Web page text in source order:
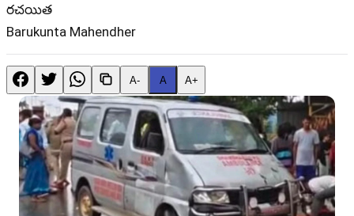
రచయిత
Barukunta Mahendher
A- A A+